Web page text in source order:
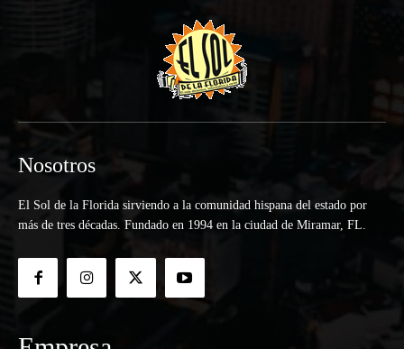
Nosotros
El Sol de la Florida sirviendo a la comunidad hispana del estado por
más de tres décadas. Fundado en 1994 en la ciudad de Miramar, FL.